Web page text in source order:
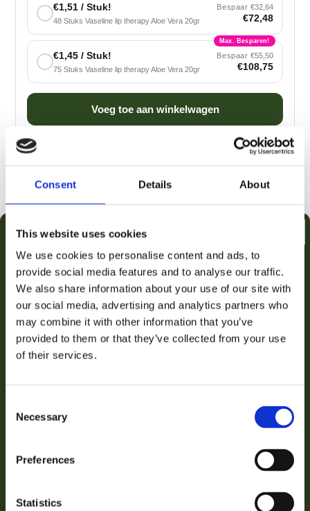
Consent Details About
This website uses cookies
We use cookies to personalise content and ads, to
provide social media features and to analyse our traffic.
We also share information about your use of our site with
our social media, advertising and analytics partners who
may combine it with other information that you’ve
provided to them or that they’ve collected from your use
of their services.
Selection
Necessary
Preferences
Statistics
✓ Verzachtende werking
€1,51 / Stuk!
48 Stuks Vaseline lip therapy Aloe Vera 20gr
Bespaar €32,64
€72,48
Max. Besparen!
€1,45 / Stuk!
75 Stuks Vaseline lip therapy Aloe Vera 20gr
Bespaar €55,50
€108,75
Voeg toe aan winkelwagen
ma 10 aug.
Snelle levering uit eigen voorraad
Achteraf betalen met Klarna
Gratis verzending vanaf €50
Persoonlijke klantenservice
3000+ klanten beoordelen ons uitstekend
iDEAL KlarnaVISA
€2,50 KORTING OP JE
EERSTE AANKOOP
Email
Nee bedankt, ik betaal liever de volledige prijs!